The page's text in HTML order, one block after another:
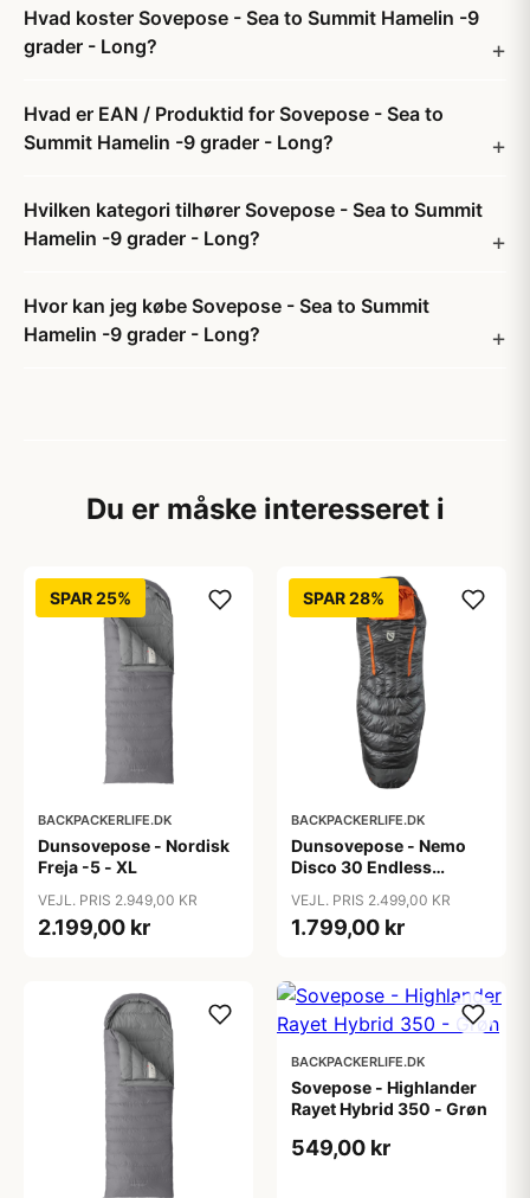
Hvad koster Sovepose - Sea to Summit Hamelin -9
grader - Long?
Hvad er EAN / Produktid for Sovepose - Sea to
Summit Hamelin -9 grader - Long?
Hvilken kategori tilhører Sovepose - Sea to Summit
Hamelin -9 grader - Long?
Hvor kan jeg købe Sovepose - Sea to Summit
Hamelin -9 grader - Long?
Du er måske interesseret i
SPAR 25%
BACKPACKERLIFE.DK
Dunsovepose - Nordisk
Freja -5 - XL
VEJL. PRIS 2.949,00 KR
2.199,00 kr
SPAR 28%
BACKPACKERLIFE.DK
Dunsovepose - Nemo
Disco 30 Endless
VEJL. PRIS 2.499,00 KR
1.799,00 kr
BACKPACKERLIFE.DK
Sovepose - Highlander
Rayet Hybrid 350 - Grøn
549,00 kr